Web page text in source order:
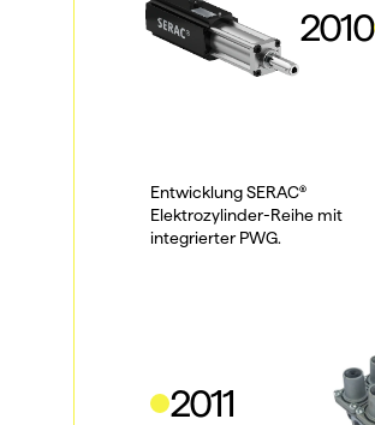
2010
Entwicklung SERAC®
Elektrozylinder-Reihe mit
integrierter PWG.
2011